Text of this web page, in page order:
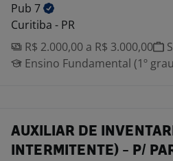
Pub 7
Curitiba - PR
R$ 2.000,00 a R$ 3.000,00
Ensino Fundamental (1º
AUXILIAR DE
INTERMITENTE) - P/